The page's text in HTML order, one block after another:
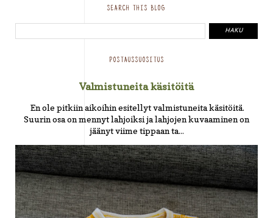
SEARCH THIS BLOG
POSTAUSSUOSITUS
Valmistuneita käsitöitä
En ole pitkiin aikoihin esitellyt valmistuneita käsitöitä.
Suurin osa on mennyt lahjoiksi ja lahjojen kuvaaminen on
jäänyt viime tippaan ta...